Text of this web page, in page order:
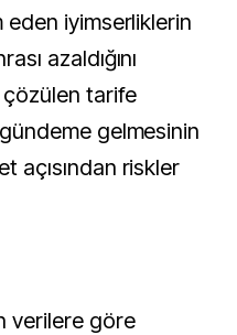
iyimserliklerin
azaldığını
tarife
gelmesinin
açısından riskler
verilere göre